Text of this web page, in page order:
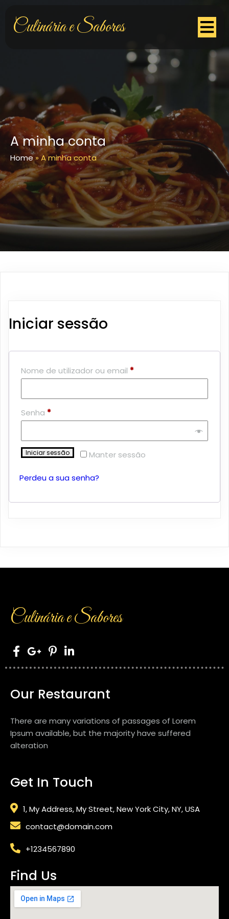
Culinária e Sabores
A minha conta
Home»A minha conta
Iniciar sessão
Nome de utilizador ou email *Obrigatório
Senha *Obrigatório
Manter sessão
Iniciar sessão
Perdeu a sua senha?
Culinária e Sabores
Our Restaurant
There are many variations of passages of Lorem
Ipsum available, but the majority have suffered
alteration
Get In Touch
1, My Address, My Street, New York City, NY, USA
contact@domain.com
+1234567890
Find Us